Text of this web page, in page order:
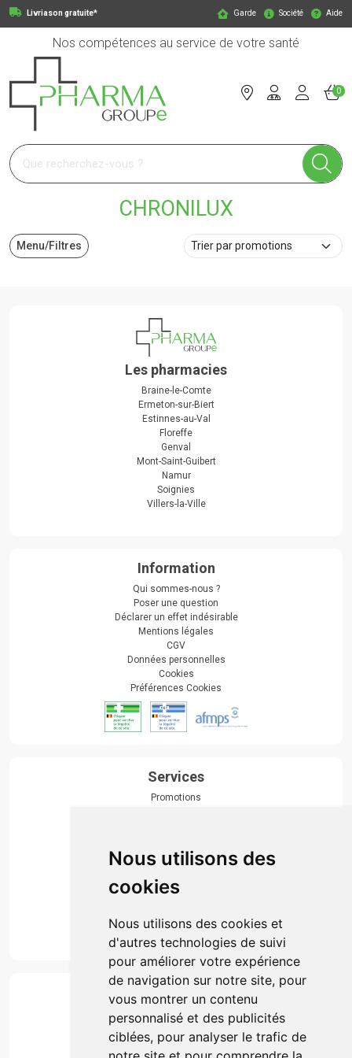
Nous utilisons des
cookies
Nous utilisons des cookies et
d'autres technologies de suivi
pour améliorer votre expérience
de navigation sur notre site, pour
vous montrer un contenu
personnalisé et des publicités
ciblées, pour analyser le trafic de
Livriason gratuite* Garde Société Aide
Nos compétences au service de votre santé
Pharmagroupe Votre pharmacie en ligne à votre service
0
CHRONILUX
Menu/Filtres
Les pharmacies
Braine-le-Comte
Ermeton-sur-Biert
Estinnes-au-Val
Floreffe
Genval
Mont-Saint-Guibert
Namur
Soignies
Villers-la-Ville
Information
Qui sommes-nous ?
Poser une question
Déclarer un effet indésirable
Mentions légales
CGV
Données personnelles
Cookies
Préférences Cookies
Services
Promotions
Actualités & conseils
Événements
Marques
Suivez-nous
Paiement
Simple, rapide et 100% sécurisé